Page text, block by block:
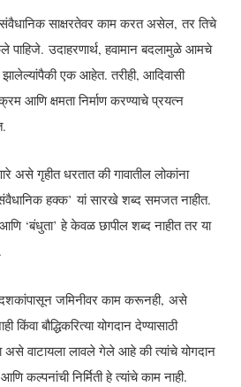
साक्षरतेवर काम करत असेल, तर तिचे
पाहिजे. उदाहरणार्थ, हवामान बदलामुळे आमचे
झालेल्यांपैकी एक आहेत. तरीही, आदिवासी
आणि क्षमता निर्माण करण्याचे प्रयत्न
असे गृहीत धरतात की गावातील लोकांना
‘संवैधानिक हक्क’ यां सारखे शब्द समजत नाहीत.
आणि ‘बंधुता’ हे केवळ छापील शब्द नाहीत तर या
जमिनीवर काम करूनही, असे
किंवा बौद्धिकरित्या योगदान देण्यासाठी
असे वाटायला लावले गेले आहे की त्यांचे योगदान
कल्पनांची निर्मिती हे त्यांचे काम नाही.